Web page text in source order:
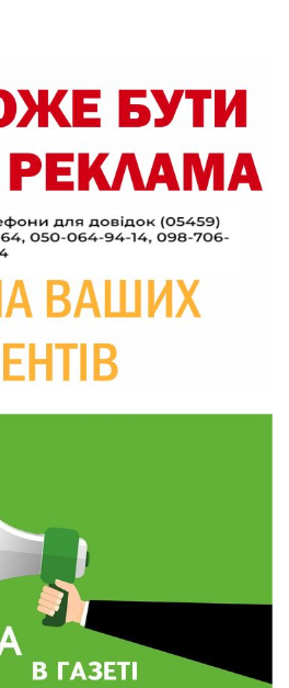
в нотаріальному документі
як діти та ветерани
унікальний телепроєкт
від квітучого
собі, або як уникнути
конфліктів
приїду й одружуся…»: Пам’яті
Богдана Ємця (ВІДЕО)
та ризик дефіциту: чому в
підготовка до зими та
підсумки засідання виконкому
селищної ради
«Нас тримає віра в
додому»
втрата… На щиті
захисник України Богдан Ємець